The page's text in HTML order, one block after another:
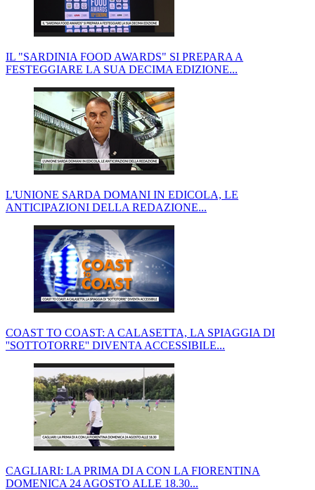
IL "SARDINIA FOOD AWARDS" SI PREPARA A
FESTEGGIARE LA SUA DECIMA EDIZIONE...
L'UNIONE SARDA DOMANI IN EDICOLA, LE
ANTICIPAZIONI DELLA REDAZIONE...
COAST TO COAST: A CALASETTA, LA SPIAGGIA DI
''SOTTOTORRE'' DIVENTA ACCESSIBILE...
CAGLIARI: LA PRIMA DI A CON LA FIORENTINA
DOMENICA 24 AGOSTO ALLE 18.30...